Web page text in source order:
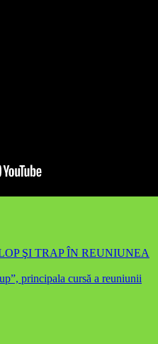
ŞI TRAP ÎN REUNIUNEA
principala cursă a reuniunii